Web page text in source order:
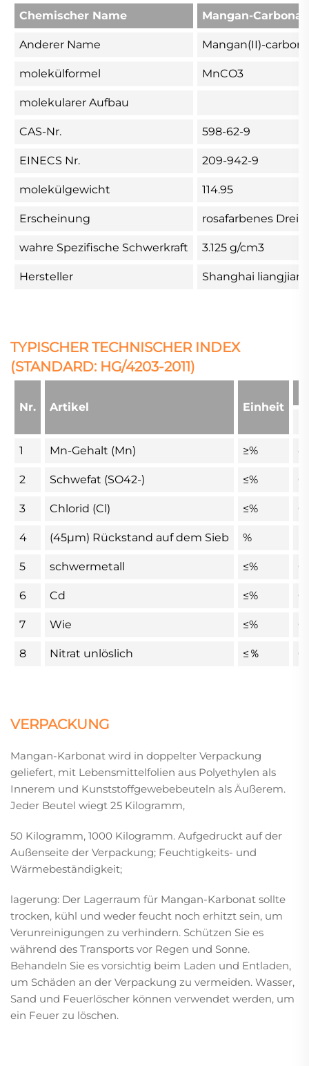
Chemischer Name Mangan-Carbonat
Anderer Name Mangan(II)-
molekülformel MnCO3
molekularer Aufbau
CAS-Nr. 598-62-9
EINECS Nr. 209-942-9
molekülgewicht 114.95
Erscheinung rosafarbenes
wahre Spezifische Schwerkraft 3.125 g/cm3
Hersteller Shanghai
TYPISCHER TECHNISCHER INDEX
(STANDARD: HG/4203-2011)
Nr. Artikel Einheit
1 Mn-Gehalt (Mn) ≥%
2 Schwefat (SO42-) ≤%
3 Chlorid (Cl) ≤%
4 (45µm) Rückstand auf dem Sieb %
5 schwermetall ≤%
6 Cd ≤%
7 Wie ≤%
8 Nitrat unlöslich ≤％
VERPACKUNG
Mangan-Karbonat wird in doppelter Verpackung
geliefert, mit Lebensmittelfolien aus Polyethylen als
Innerem und Kunststoffgewebebeuteln als Äußerem.
Jeder Beutel wiegt 25 Kilogramm,
50 Kilogramm, 1000 Kilogramm. Aufgedruckt auf der
Außenseite der Verpackung; Feuchtigkeits- und
Wärmebeständigkeit;
lagerung: Der Lagerraum für Mangan-Karbonat sollte
trocken, kühl und weder feucht noch erhitzt sein, um
Verunreinigungen zu verhindern. Schützen Sie es
während des Transports vor Regen und Sonne.
Behandeln Sie es vorsichtig beim Laden und Entladen,
um Schäden an der Verpackung zu vermeiden. Wasser,
Sand und Feuerlöscher können verwendet werden, um
ein Feuer zu löschen.